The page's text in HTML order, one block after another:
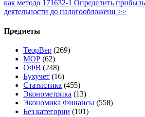
как методо 171632-1 Определить
деятельности до налогообложени >>
Предметы
ТеорВер (269)
МОР (62)
ОФВ (248)
Бухучет (16)
Статистика (455)
Эконометрика (13)
Экономика Финансы (558)
Без категории (101)